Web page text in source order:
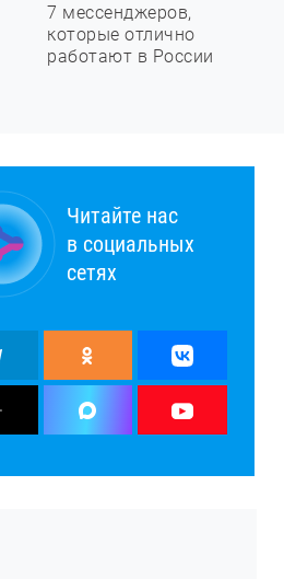
7 мессенджеров,
которые отлично
работают в России
Читайте нас
в социальных
сетях